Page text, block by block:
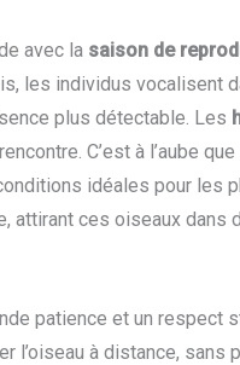
avec la saison de
les individus vocalisent
plus détectable. Les
C’est à l’aube
idéales pour les
attirant ces oiseaux
patience et un respect
l’oiseau à distance, sans